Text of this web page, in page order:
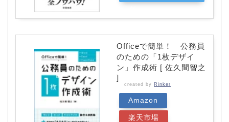
Officeで簡単！ 公務員
のための「1枚デザイ
ン」作成術 [ 佐久間智之
]
created by Rinker
Amazon
楽天市場